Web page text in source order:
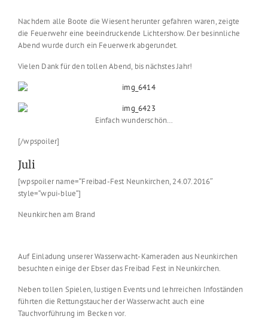
Nachdem alle Boote die Wiesent herunter gefahren waren, zeigte
die Feuerwehr eine beeindruckende Lichtershow. Der besinnliche
Abend wurde durch ein Feuerwerk abgerundet.
Vielen Dank für den tollen Abend, bis nächstes Jahr!
Einfach wunderschön…
[/wpspoiler]
Juli
[wpspoiler name=“Freibad-Fest Neunkirchen, 24.07.2016″
style=“wpui-blue“]
Neunkirchen am Brand
Auf Einladung unserer Wasserwacht-Kameraden aus Neunkirchen
besuchten einige der Ebser das Freibad Fest in Neunkirchen.
Neben tollen Spielen, lustigen Events und lehrreichen Infoständen
führten die Rettungstaucher der Wasserwacht auch eine
Tauchvorführung im Becken vor.